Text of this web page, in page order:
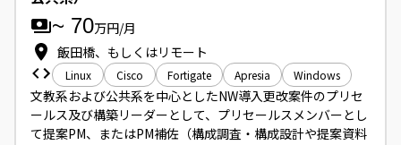
~ 70万円/月
飯田橋、もしくはリモート
Linux Cisco Fortigate Apresia Windows
文教系および公共系を中心としたNW導入更改案件のプリセ
ールス及び構築リーダーとして、プリセールスメンバーとし
て提案PM、またはPM補佐（構成調査・構成設計や提案資料